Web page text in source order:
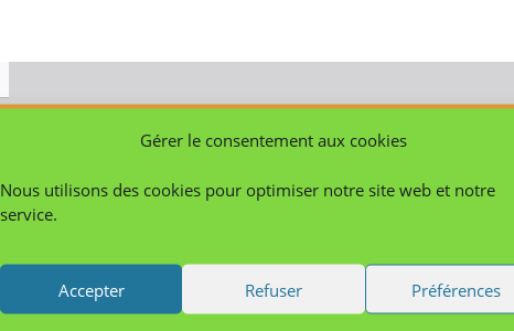
Gérer le consentement aux cookies
Nous utilisons des cookies pour optimiser notre site web et notre
service.
Accepter Refuser Préférences